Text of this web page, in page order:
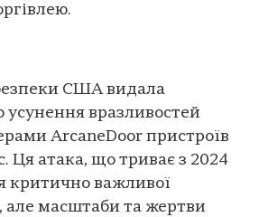
США видала
вразливостей
ArcaneDoor пристроїв
Ця атака, що триває з 2024
критично важливої
але масштаби та жертви